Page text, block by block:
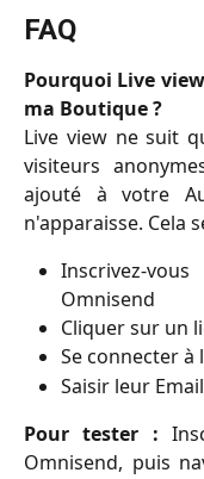
FAQ
Pourquoi Live
ma Boutique ?
Live view ne suit
visiteurs
ajouté à votre
n'apparaisse. Cela
Inscrivez-
Omnisend
Cliquer sur un
Se connecter
Saisir leur
Pour tester :
Omnisend, puis